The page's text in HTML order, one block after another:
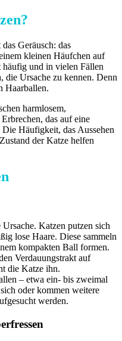
Geräusch: das
kleinen Häufchen auf
und in vielen Fällen
die Ursache zu kennen. Denn
Haarballen.
harmlosem,
das auf eine
Häufigkeit, das Aussehen
der Katze helfen
Katzen putzen sich
lose Haare. Diese sammeln
kompakten Ball formen.
Verdauungstrakt auf
die Katze ihn.
– etwa ein- bis zweimal
oder kommen weitere
werden.